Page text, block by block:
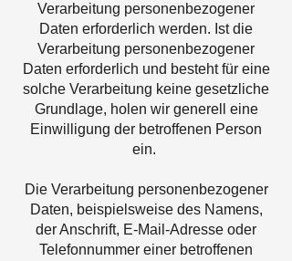
Verarbeitung personenbezogener
Daten erforderlich werden. Ist die
Verarbeitung personenbezogener
Daten erforderlich und besteht für eine
solche Verarbeitung keine gesetzliche
Grundlage, holen wir generell eine
Einwilligung der betroffenen Person
ein.
Die Verarbeitung personenbezogener
Daten, beispielsweise des Namens,
der Anschrift, E-Mail-Adresse oder
Telefonnummer einer betroffenen